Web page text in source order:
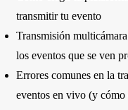
transmitir tu evento
Transmisión
los eventos que se ven
Errores comunes en la
eventos en vivo (y cómo